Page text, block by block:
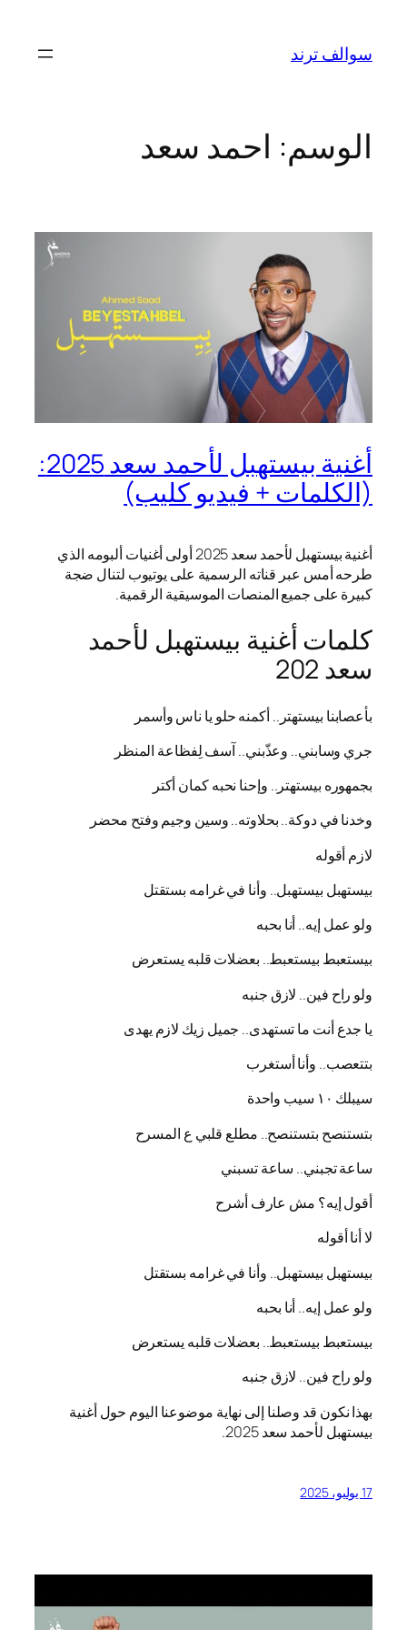
المحتوى
سوالف ترند
الوسم: احمد سعد
أغنية بيستهبل لأحمد سعد 2025:
(الكلمات + فيديو كليب)
أغنية بيستهبل لأحمد سعد 2025 أولى أغنيات ألبومه الذي
طرحه أمس عبر قناته الرسمية على يوتيوب لتنال ضجة
كبيرة على جميع المنصات الموسيقية الرقمية.
كلمات أغنية بيستهبل لأحمد
سعد 202
بأعصابنا بيستهتر.. أكمنه حلو يا ناس وأسمر
جري وسابني.. وعذّبني.. آسف لِفظاعة المنظر
بجمهوره بيستهتر.. وإحنا نحبه كمان أكتر
وخدنا في دوكة.. بحلاوته.. وسين وجيم وفتح محضر
لازم أقوله
بيستهبل بيستهبل.. وأنا في غرامه بستقتل
ولو عمل إيه.. أنا بحبه
بيستعبط بيستعبط.. بعضلات قلبه يستعرض
ولو راح فين.. لازق جنبه
يا جدع أنت ما تستهدى.. جميل زيك لازم يهدى
بتتعصب.. وأنا أستغرب
سيبلك ١٠ سيب واحدة
بتستنصح بتستنصح.. مطلع قلبي ع المسرح
ساعة تجبني.. ساعة تسبني
أقول إيه؟ مش عارف أشرح
لا أنا أقوله
بيستهبل بيستهبل.. وأنا في غرامه بستقتل
ولو عمل إيه.. أنا بحبه
بيستعبط بيستعبط.. بعضلات قلبه يستعرض
ولو راح فين.. لازق جنبه
بهذا نكون قد وصلنا إلى نهاية موضوعنا اليوم حول أغنية
بيستهبل لأحمد سعد 2025.
17 يوليو، 2025